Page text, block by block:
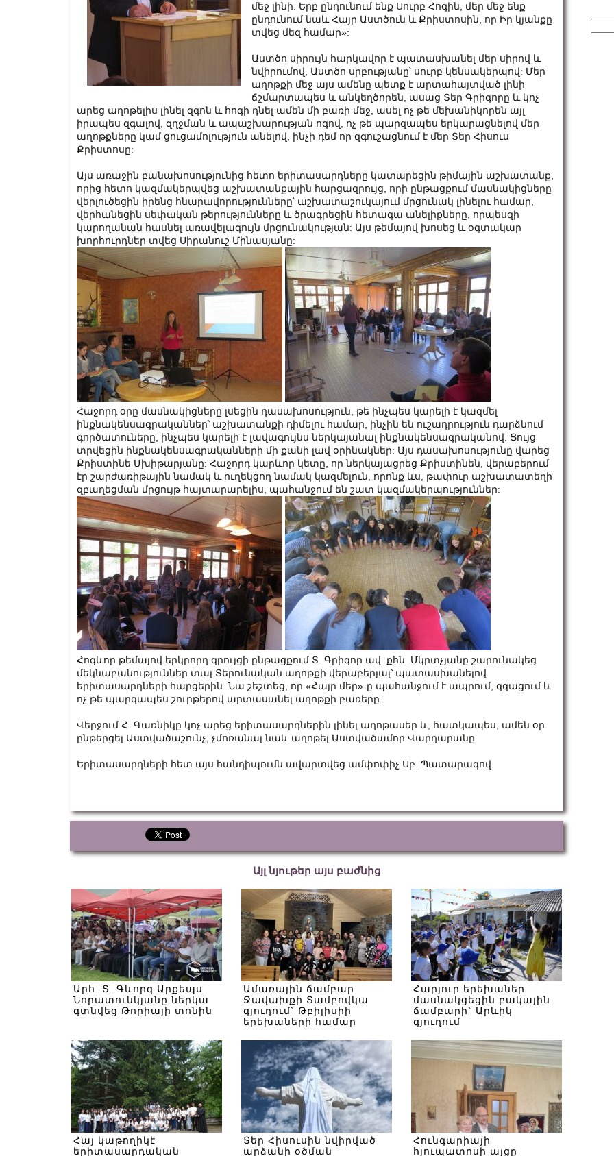
մեջ լինի: Երբ ընդունում ենք Սուրբ Հոգին, մեր մեջ ենք
ընդունում նաև Հայր Աստծուն և Քրիստոսին, որ Իր կյանքը
տվեց մեզ համար»:
Աստծո սիրույն հարկավոր է պատասխանել մեր սիրով և
նվիրումով, Աստծո սրբությանը՝ սուրբ կենսակերպով: Մեր
աղոթքի մեջ այս ամենը պետք է արտահայտված լինի
ճշմարտապես և անկեղծորեն, ասաց Տեր Գրիգորը և կոչ
արեց աղոթելիս լինել զգոն և հոգի դնել ամեն մի բառի մեջ, ասել ոչ թե մեխանիկորեն այլ
իրապես զգալով, զղջման և ապաշխարության ոգով, ոչ թե պարզապես երկարացնելով մեր
աղոթքները կամ ցուցամոլություն անելով, ինչի դեմ որ զգուշացնում է մեր Տեր Հիսուս
Քրիստոսը:
Այս առաջին բանախոսությունից հետո երիտասարդները կատարեցին թիմային աշխատանք,
որից հետո կազմակերպվեց աշխատանքային հարցազրույց, որի ընթացքում մասնակիցները
վերլուծեցին իրենց հնարավորությունները՝ աշխատաշուկայում մրցունակ լինելու համար,
վերհանեցին սեփական թերությունները և ծրագրեցին հետագա անելիքները, որպեսզի
կարողանան հասնել առավելագույն մրցունակության: Այս թեմայով խոսեց և օգտակար
խորհուրդներ տվեց Սիրանուշ Մինասյանը:
Հաջորդ օրը մասնակիցները լսեցին դասախոսություն, թե ինչպես կարելի է կազմել
ինքնակենսագրականներ՝ աշխատանքի դիմելու համար, ինչին են ուշադրություն դարձնում
գործատուները, ինչպես կարելի է լավագույնս ներկայանալ ինքնակենսագրականով: Ցույց
տրվեցին ինքնակենսագրականների մի քանի լավ օրինակներ: Այս դասախոսությունը վարեց
Քրիստինե Մխիթարյանը: Հաջորդ կարևոր կետը, որ ներկայացրեց Քրիստինեն, վերաբերում
էր շարժառիթային նամակ և ուղեկցող նամակ կազմելուն, որոնք ևս, թափուր աշխատատեղի
զբաղեցման մրցույթ հայտարարելիս, պահանջում են շատ կազմակերպություններ:
Հոգևոր թեմայով երկրորդ զրույցի ընթացքում Տ. Գրիգոր ավ. քհն. Մկրտչյանը շարունակեց
մեկնաբանություններ տալ Տերունական աղոթքի վերաբերյալ՝ պատասխանելով
երիտասարդների հարցերին: Նա շեշտեց, որ «Հայր մեր»-ը պահանջում է ապրում, զգացում և
ոչ թե պարզապես շուրթերով արտասանել աղոթքի բառերը:
Վերջում Հ. Գառնիկը կոչ արեց երիտասարդներին լինել աղոթասեր և, հատկապես, ամեն օր
ընթերցել Աստվածաշունչ, չմոռանալ նաև աղոթել Աստվածամոր Վարդարանը:
Երիտասարդների հետ այս հանդիպումն ավարտվեց ամփոփիչ Սբ. Պատարագով:
Այլ նյութեր այս բաժնից
Արհ. Տ. Գևորգ Արքեպս.
Նորատունկյանը ներկա
գտնվեց Թորիայի տոնին
Ամառային ճամբար
Ջավախքի Տամբովկա
գյուղում` Թբիլիսիի
երեխաների համար
Հարյուր երեխաներ
մասնակցեցին բակային
ճամբարի` Արևիկ
գյուղում
Հայ կաթողիկէ
երիտասարդական
Տեր Հիսուսին նվիրված
արձանի օծման
Հունգարիայի
հյուպատոսի այցը
for: